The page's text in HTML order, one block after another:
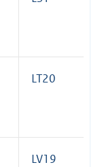
LT20
LV19